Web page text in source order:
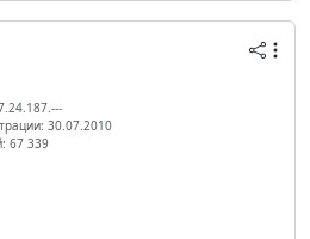
30.07.2010
67 339